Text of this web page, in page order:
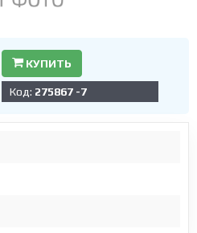
КУПИТЬ
Код: 275867 -7